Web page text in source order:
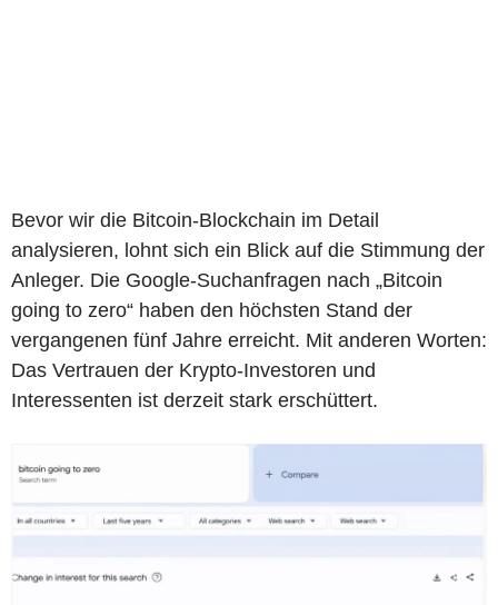
Bevor wir die Bitcoin-Blockchain im Detail
analysieren, lohnt sich ein Blick auf die Stimmung der
Anleger. Die Google-Suchanfragen nach „Bitcoin
going to zero“ haben den höchsten Stand der
vergangenen fünf Jahre erreicht. Mit anderen Worten:
Das Vertrauen der Krypto-Investoren und
Interessenten ist derzeit stark erschüttert.